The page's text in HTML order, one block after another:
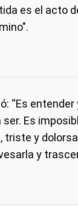
es el acto
“Es
ser. Es
triste y
y